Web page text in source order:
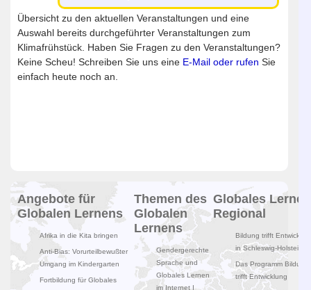
Übersicht zu den aktuellen Veranstaltungen und eine
Auswahl bereits durchgeführter Veranstaltungen zum
Klimafrühstück. Haben Sie Fragen zu den Veranstaltungen?
Keine Scheu! Schreiben Sie uns eine E-Mail oder rufen Sie
einfach heute noch an.
Angebote für
Globalen Lernens
Afrika in die Kita bringen
Anti-Bias: Vorurteilbewußter
Umgang im Kindergarten
Fortbildung für Globales
Themen des
Globalen
Lernens
Gendergerechte
Sprache und
Globales Lernen
im Internet I
Globales Lernen
Regional
Bildung trifft
in Schleswig-Holstein
Das Programm Bildung
trifft Entwicklung